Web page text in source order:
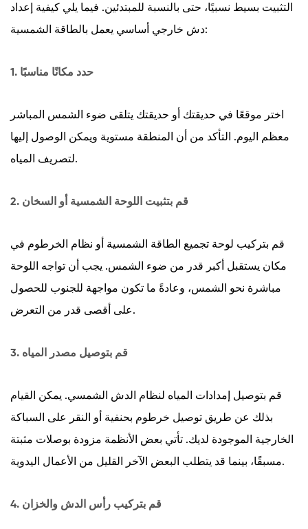
التثبيت بسيط نسبيًا، حتى بالنسبة للمبتدئين. فيما يلي كيفية إعداد
دش خارجي أساسي يعمل بالطاقة الشمسية:
1. حدد مكانًا مناسبًا
اختر موقعًا في حديقتك أو حديقتك يتلقى ضوء الشمس المباشر
معظم اليوم. التأكد من أن المنطقة مستوية ويمكن الوصول إليها
لتصريف المياه.
2. قم بتثبيت اللوحة الشمسية أو السخان
قم بتركيب لوحة تجميع الطاقة الشمسية أو نظام الخرطوم في
مكان يستقبل أكبر قدر من ضوء الشمس. يجب أن تواجه اللوحة
مباشرة نحو الشمس، وعادةً ما تكون مواجهة للجنوب للحصول
على أقصى قدر من التعرض.
3. قم بتوصيل مصدر المياه
قم بتوصيل إمدادات المياه لنظام الدش الشمسي. يمكن القيام
بذلك عن طريق توصيل خرطوم بحنفية أو النقر على السباكة
الخارجية الموجودة لديك. تأتي بعض الأنظمة مزودة بوصلات مثبتة
مسبقًا، بينما قد يتطلب البعض الآخر القليل من الأعمال اليدوية.
4. قم بتركيب رأس الدش والخزان